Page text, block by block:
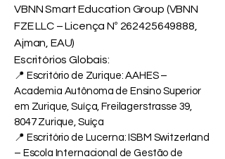
VBNN Smart Education Group (VBNN
FZE LLC – Licença Nº 262425649888
Ajman, EAU)
Escritórios Globais:
📍 Escritório de Zurique: AAHES –
Academia Autônoma de Ensino Superior
em Zurique, Suíça, Freilagerstrasse 39,
8047 Zurique, Suíça
📍 Escritório de Lucerna: ISBM Switzerland
– Escola Internacional de Gestão de